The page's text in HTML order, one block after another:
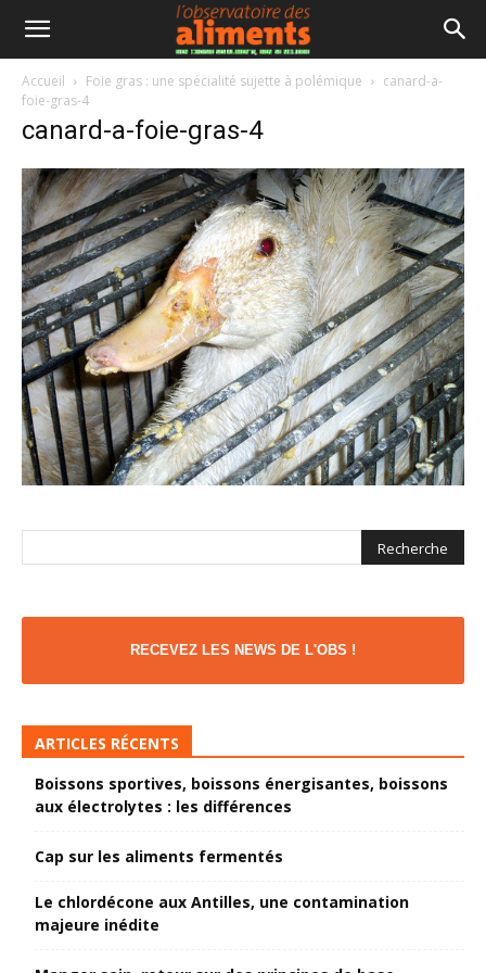
Accueil Foie gras : une spécialité sujette à polémique
canard-a-
foie-gras-4
canard-a-foie-gras-4
RECEVEZ LES NEWS DE L'OBS !
ARTICLES RÉCENTS
Boissons sportives, boissons énergisantes, boissons
aux électrolytes : les différences
Cap sur les aliments fermentés
Le chlordécone aux Antilles, une contamination
majeure inédite